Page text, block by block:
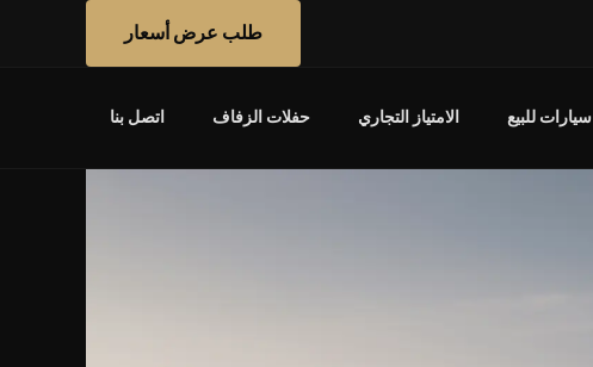
طلب عرض أسعار
سيارات للبيع الامتياز التجاري حفلات الزفاف اتصل بنا